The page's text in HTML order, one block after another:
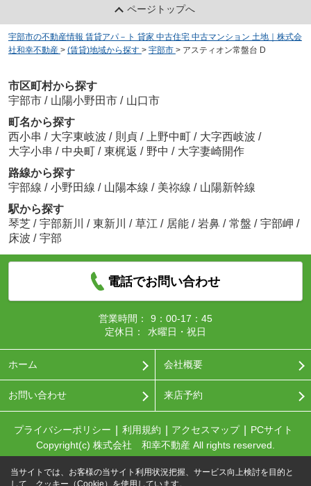
ページトップへ
宇部市の不動産情報 賃貸アパ－ト 貸家 中古住宅 中古マンション 土地｜株式会
社和幸不動産 > (賃貸)地域から探す > 宇部市 > アスティオン常盤台 D
市区町村から探す
宇部市 / 山陽小野田市 / 山口市
町名から探す
西小串 / 大字東岐波 / 則貞 / 上野中町 / 大字西岐波 /
大字小串 / 中央町 / 東梶返 / 野中 / 大字妻崎開作
路線から探す
宇部線 / 小野田線 / 山陽本線 / 美祢線 / 山陽新幹線
駅から探す
琴芝 / 宇部新川 / 東新川 / 草江 / 居能 / 岩鼻 / 常盤 / 宇部岬 /
床波 / 宇部
電話でお問い合わせ
営業時間：
9：00-17：45
定休日：
水曜日・祝日
ホーム 会社概要
お問い合わせ 来店予約
プライバシーポリシー 利用規約 アクセスマップ
PCサイト
Copyright(c) 株式会社 和幸不動産 All rights reserved.
当サイトでは、お客様の当サイト利用状況把握、サービス向上検討を目的と
して、クッキー（Cookie）を使用しています。